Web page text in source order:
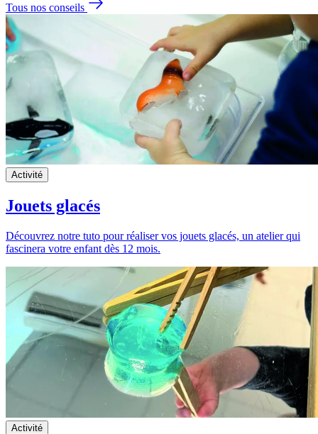
Tous nos conseils
Activité
Jouets glacés
Découvrez notre tuto pour réaliser vos jouets glacés, un atelier qui
fascinera votre enfant dès 12 mois.
Activité